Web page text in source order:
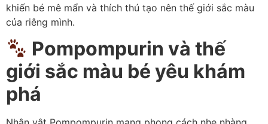
khiến bé mê mẩn và thích thú tạo nên thế giới sắc màu
của riêng mình.
Pompompurin và thế
giới sắc màu bé yêu khám
phá